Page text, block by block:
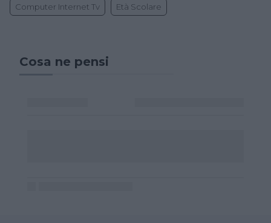
Computer Internet Tv Età Scolare
Cosa ne pensi